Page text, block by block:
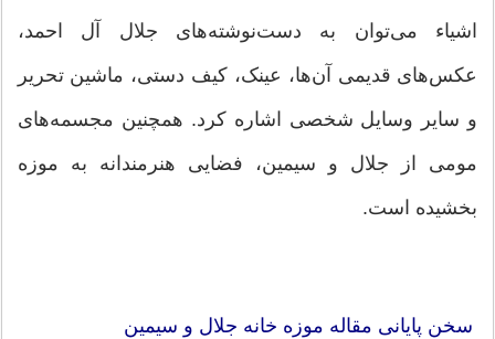
اشیاء می‌توان به دست‌نوشته‌های جلال آل احمد،
عکس‌های قدیمی آن‌ها، عینک، کیف دستی، ماشین تحریر
و سایر وسایل شخصی اشاره کرد. همچنین مجسمه‌های
مومی از جلال و سیمین، فضایی هنرمندانه به موزه
بخشیده است.
سخن پایانی مقاله موزه خانه جلال و سیمین